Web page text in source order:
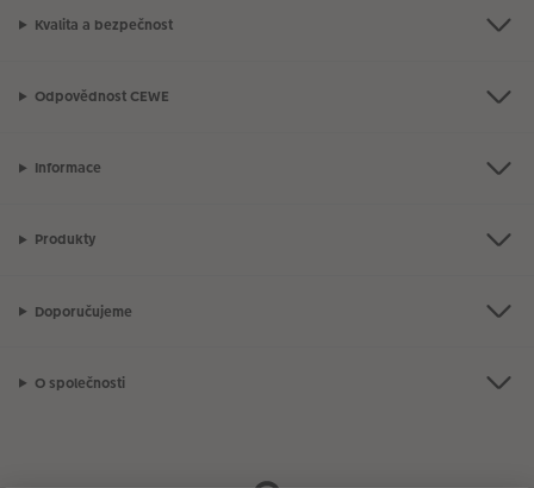
Kvalita a bezpečnost
Odpovědnost CEWE
Informace
Produkty
Doporučujeme
O společnosti